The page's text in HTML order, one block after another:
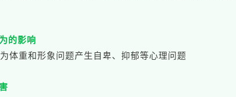
的影响
体重和形象问题产生自卑、抑郁等心理问题